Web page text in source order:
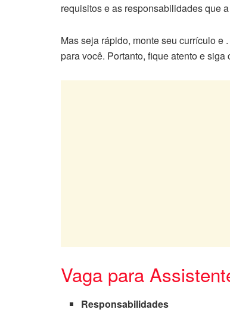
requisitos e as responsabilidades que
Mas seja rápido, monte seu currículo e
para você. Portanto, fique atento e
Vaga para
Responsabilidades